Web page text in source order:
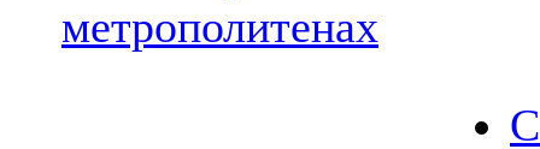
метрополитенах